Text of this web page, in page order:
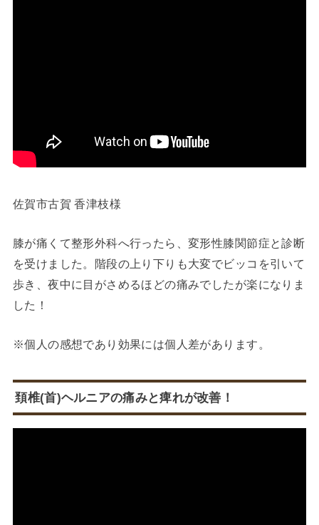
佐賀市古賀 香津枝様
膝が痛くて整形外科へ行ったら、変形性膝関節症と診断
を受けました。階段の上り下りも大変でビッコを引いて
歩き、夜中に目がさめるほどの痛みでしたが楽になりま
した！
※個人の感想であり効果には個人差があります。
頚椎(首)ヘルニアの痛みと痺れが改善！